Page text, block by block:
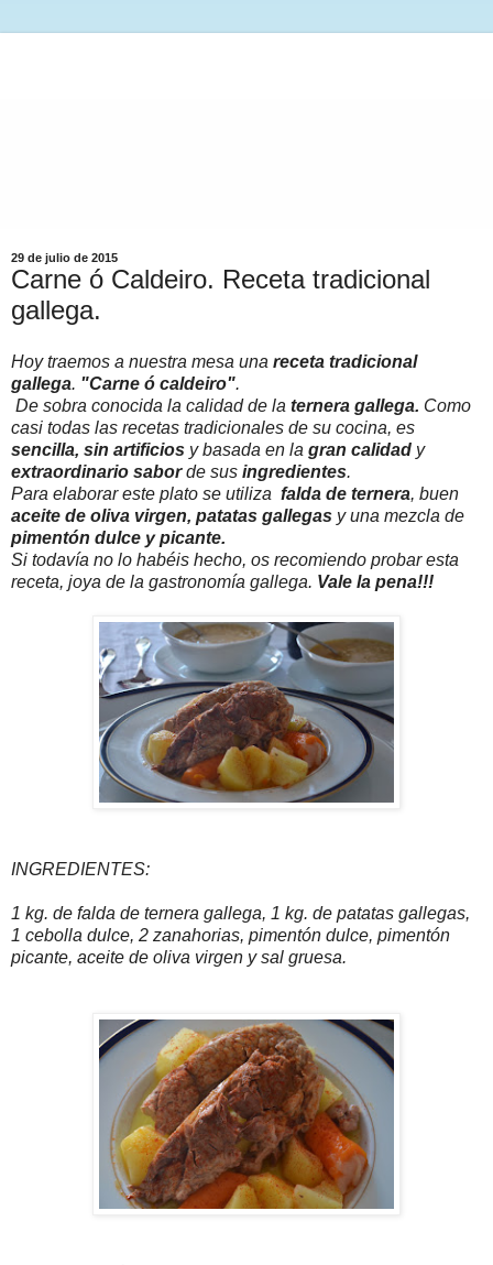
29 de julio de 2015
Carne ó Caldeiro. Receta tradicional
gallega.
Hoy traemos a nuestra mesa una receta tradicional
gallega. "Carne ó caldeiro".
De sobra conocida la calidad de la ternera gallega. Como
casi todas las recetas tradicionales de su cocina, es
sencilla, sin artificios y basada en la gran calidad y
extraordinario saborde sus ingredientes.
Para elaborar este plato se utiliza falda de ternera, buen
aceite de oliva virgen, patatas gallegas y una mezcla de
pimentón dulce y picante.
Si todavía no lo habéis hecho, os recomiendo probar esta
receta, joya de la gastronomía gallega. Vale la pena!!!
INGREDIENTES:
1 kg. de falda de ternera gallega, 1 kg. de patatas gallegas,
1 cebolla dulce, 2 zanahorias, pimentón dulce, pimentón
picante, aceite de oliva virgen y sal gruesa.